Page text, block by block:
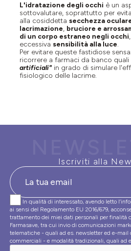
L'idratazione degli occhi è un
sottovalutare, soprattutto per
alla cosiddetta secchezza
lacrimazione, bruciore e
di un corpo estraneo negli occhi
eccessiva sensibilità alla luce.
Per evitare queste fastidiose
ricorrere a farmaci da banco quali
artificiali" in grado di simulare
fisiologico delle lacrime.
Iscriviti alla
In qualità di interessato, avendo letto
ai sensi del Regolamento EU 2016/679,
trattamento dei miei dati personali per finalità
Farmasave, tra cui invio di comunicazioni
telematiche - quali ad es. newsletter ed e-
commerciali - e modalità tradizionali, quali ad